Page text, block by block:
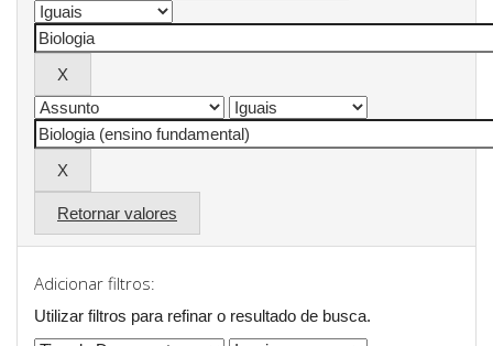
Retornar valores
Adicionar filtros:
Utilizar filtros para refinar o resultado de busca.